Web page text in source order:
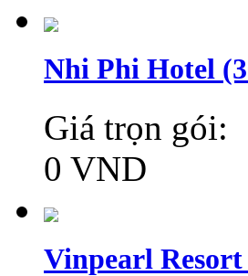
Nhi Phi Hotel
Giá trọn gói:
0 VND
Vinpearl Resort